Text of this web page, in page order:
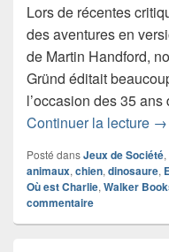
Lors de récentes
des aventures en
de Martin Handford,
Gründ éditait
l’occasion des 35 ans
Continuer la lecture →
Posté dansJeux de Société,
animaux, chien, dinosaure,
Où est Charlie, Walker
commentaire